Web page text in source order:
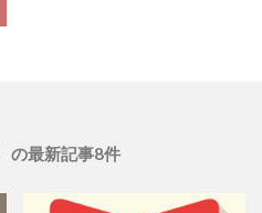
の最新記事8件